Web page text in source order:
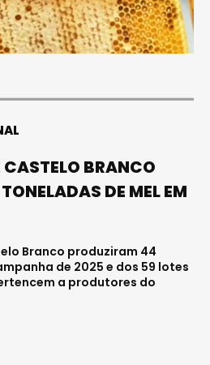
BRANCO
DE MEL EM
Branco produziram 44
de 2025 e dos 59 lotes
a produtores do